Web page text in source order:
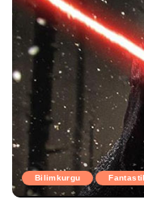
Bilimkurgu